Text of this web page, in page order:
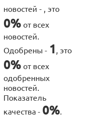
новостей - , это
0% от всех
новостей.
Одобрены - 1 , это
0% от всех
одобренных
новостей.
Показатель
качества - 0%.